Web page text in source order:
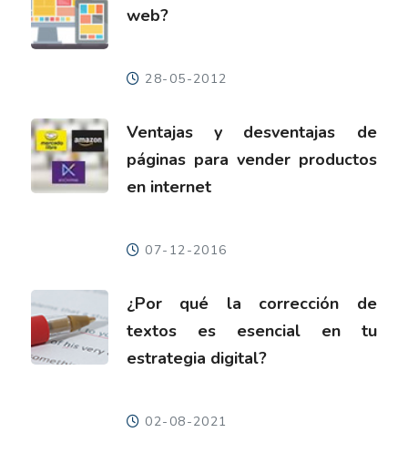
web?
28-05-2012
Ventajas y desventajas de
páginas para vender productos
en internet
07-12-2016
¿Por qué la corrección de
textos es esencial en tu
estrategia digital?
02-08-2021